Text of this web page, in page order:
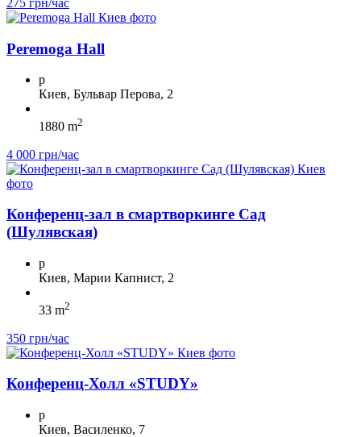
275 грн/час
Peremoga Hall
p
Киев, Бульвар Перова, 2
1880 m2
4 000 грн/час
Конференц-зал в смартворкинге Сад
(Шулявская)
p
Киев, Марии Капнист, 2
33 m2
350 грн/час
Конференц-Холл «STUDY»
p
Киев, Василенко, 7